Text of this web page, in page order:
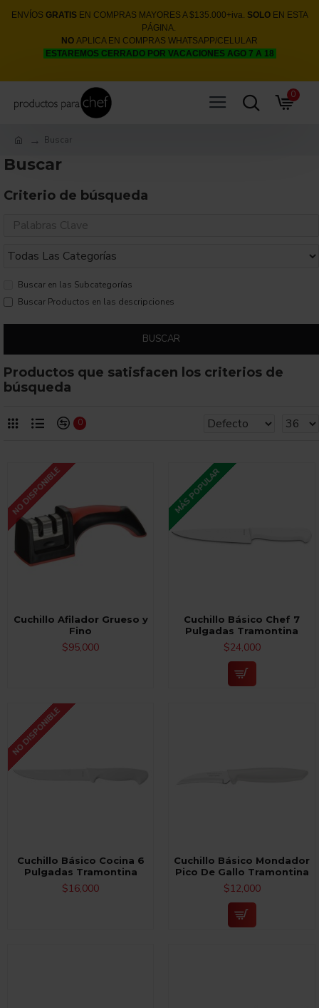
ENVÍOS GRATISEN COMPRAS MAYORES A $135.000+iva. SOLOEN ESTA
PÁGINA.
NO APLICA EN COMPRAS WHATSAPP/CELULAR
ESTAREMOS CERRADO POR VACACIONES AGO 7 A 18
0
Buscar
Buscar
Criterio de búsqueda
Buscar en las Subcategorías
Buscar Productos en las descripciones
BUSCAR
Productos que satisfacen los criterios de
búsqueda
0
NO DISPONIBLE
Cuchillo Afilador Grueso y
Fino
$95,000
MÁS POPULAR
Cuchillo Básico Chef 7
Pulgadas Tramontina
$24,000
NO DISPONIBLE
Cuchillo Básico Cocina 6
Pulgadas Tramontina
$16,000
Cuchillo Básico Mondador
Pico De Gallo Tramontina
$12,000